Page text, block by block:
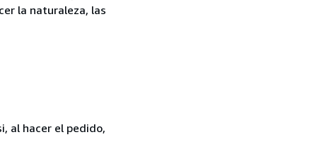
la naturaleza, las
al hacer el pedido,